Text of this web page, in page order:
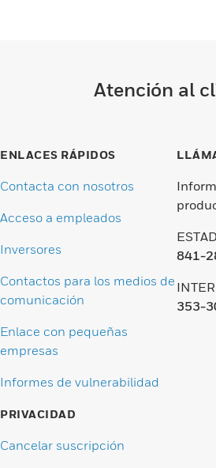
Atención al
ENLACES RÁPIDOS
Contacta con nosotros
Acceso a empleados
Inversores
Contactos para los medios de
comunicación
Enlace con pequeñas
empresas
Informes de vulnerabilidad
841-
353-
PRIVACIDAD
Cancelar suscripción